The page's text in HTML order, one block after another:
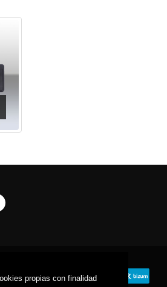
propias con finalidad